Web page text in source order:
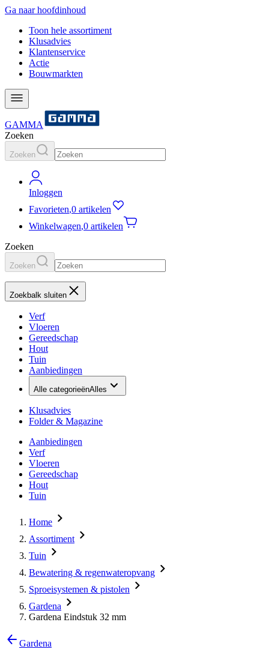
Ga naar hoofdinhoud
Toon hele assortiment
Klusadvies
Klantenservice
Actie
Bouwmarkten
GAMMA
Zoeken
Zoeken
Inloggen
Favorieten,0 artikelen
Winkelwagen,0 artikelen
Zoeken
Zoeken
Zoekbalk sluiten
Verf
Vloeren
Gereedschap
Hout
Tuin
Aanbiedingen
Alle categorieënAlles
Klusadvies
Folder & Magazine
Aanbiedingen
Verf
Vloeren
Gereedschap
Hout
Tuin
Home
Assortiment
Tuin
Bewatering & regenwateropvang
Sproeisystemen & pistolen
Gardena
Gardena Eindstuk 32 mm
Gardena